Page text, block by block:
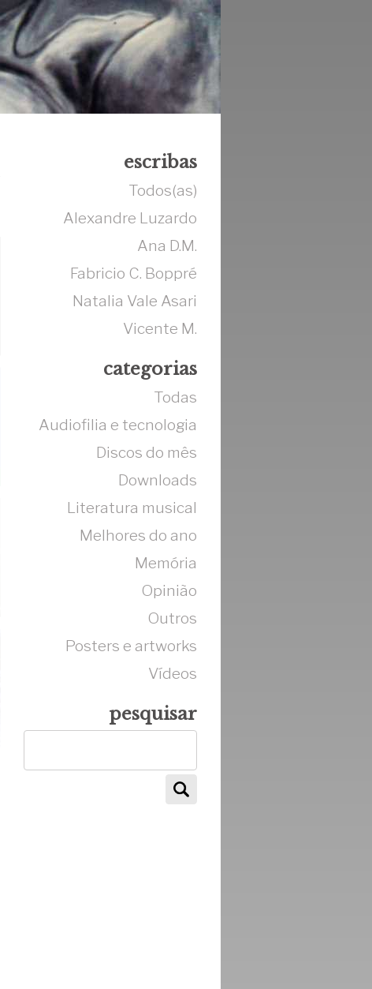
escribas
Todos(as)
Alexandre Luzardo
Ana D.M.
Fabricio C. Boppré
Natalia Vale Asari
Vicente M.
categorias
Todas
Audiofilia e tecnologia
Discos do mês
Downloads
Literatura musical
Melhores do ano
Memória
Opinião
Outros
Posters e artworks
Vídeos
pesquisar